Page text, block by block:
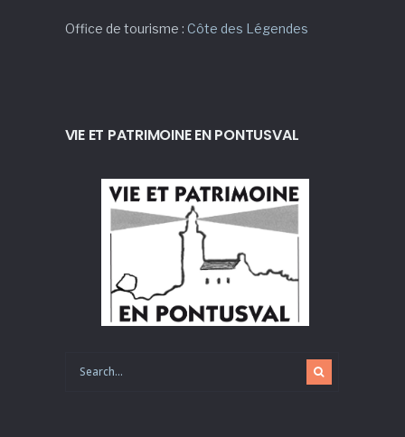
Office de tourisme : Côte des Légendes
VIE ET PATRIMOINE EN PONTUSVAL